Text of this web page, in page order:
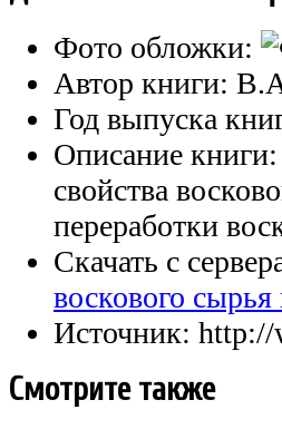
Фото обложки:
Автор книги:
Год выпуска
Описание книги:
свойства
переработки
Скачать с
воскового сырья
Источник: http://
Смотрите также